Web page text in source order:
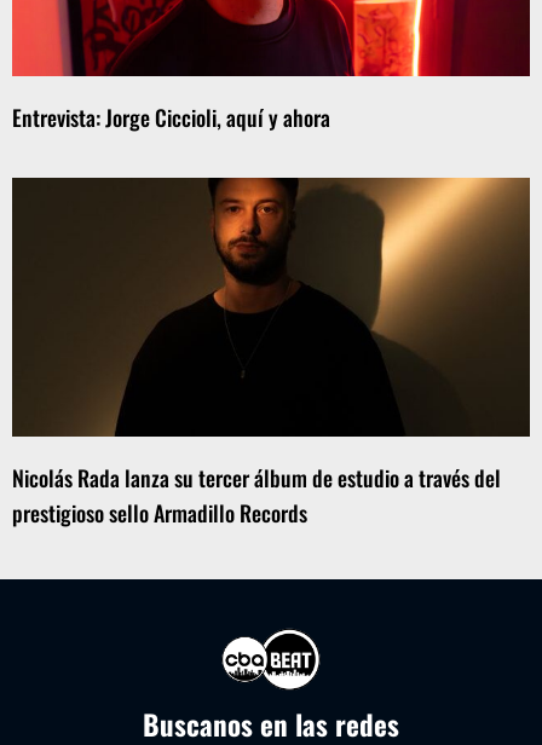
Entrevista: Jorge Ciccioli, aquí y ahora
Nicolás Rada lanza su tercer álbum de estudio a través del
prestigioso sello Armadillo Records
Buscanos en las redes